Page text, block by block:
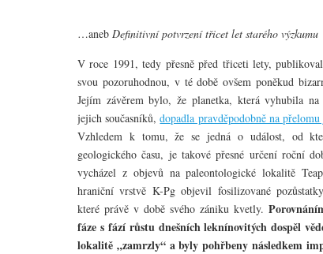
…aneb Definitivní potvrzení třicet let starého výzkumu
V roce 1991, tedy přesně před třiceti lety,
svou pozoruhodnou, v té době ovšem poněkud
Jejím závěrem bylo, že planetka, která vyhubila
jejich současníků,dopadla pravděpodobně na
Vzhledem k tomu, že se jedná o událost, od
geologického času, je takové přesné určení roční
vycházel z objevů na paleontologické lokalitě
hraniční vrstvě K-Pg objevil fosilizované
které právě v době svého zániku kvetly.
fáze s fází růstu dnešních leknínovitých dospěl
lokalitě „zamrzly“ a byly pohřbeny následkem